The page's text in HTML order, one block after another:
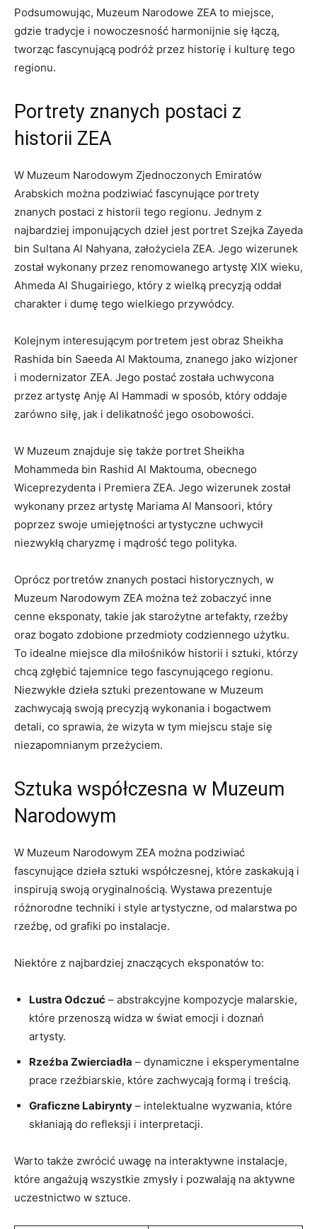
Podsumowując, Muzeum Narodowe ZEA to miejsce,
gdzie tradycje i nowoczesność harmonijnie się łączą,
tworząc fascynującą ‌podróż przez historię i kulturę ‌tego
regionu.
Portrety znanych ‌postaci z
historii ZEA
W Muzeum Narodowym Zjednoczonych Emiratów
⁢Arabskich można podziwiać fascynujące portrety
znanych postaci z‌ historii tego regionu.⁤ Jednym​ z‍
najbardziej imponujących dzieł jest ⁢portret Szejka ⁢Zayeda
bin Sultana Al Nahyana, założyciela⁢ ZEA. Jego wizerunek
został wykonany przez‍ renomowanego ‍artystę XIX wieku,
Ahmeda Al Shugairiego,‌ który​ z wielką precyzją oddał
charakter i dumę tego wielkiego przywódcy.
Kolejnym interesującym portretem‍ jest obraz ​Sheikha
⁣Rashida bin Saeeda Al‌ Maktouma, znanego jako wizjoner
i modernizator ZEA. Jego⁣ postać została uchwycona
przez artystę Anję Al⁣ Hammadi w sposób, który​ oddaje
zarówno siłę, jak i delikatność jego osobowości.
W Muzeum znajduje się także​ portret Sheikha
‍Mohammeda⁢ bin ⁣Rashid Al Maktouma, obecnego
Wiceprezydenta i Premiera ‌ZEA. Jego⁣ wizerunek został
wykonany przez⁤ artystę Mariama Al Mansoori, który
poprzez swoje umiejętności artystyczne uchwycił
⁢niezwykłą charyzmę i mądrość tego‌ polityka.
Oprócz portretów znanych ​postaci⁤ historycznych, w
Muzeum Narodowym ZEA można⁣ też zobaczyć inne
cenne eksponaty, takie jak starożytne artefakty, rzeźby⁤
oraz bogato zdobione przedmioty​ codziennego użytku.
To idealne miejsce dla miłośników historii i‍ sztuki, którzy
chcą zgłębić tajemnice tego fascynującego regionu.
Niezwykłe⁢ dzieła ‍sztuki prezentowane w⁣ Muzeum
zachwycają swoją precyzją ‌wykonania i bogactwem⁢
detali,⁤ co sprawia, ​że wizyta w tym miejscu staje się
niezapomnianym ‍przeżyciem.
Sztuka współczesna‍ w⁤ Muzeum
Narodowym
W Muzeum⁢ Narodowym ZEA można podziwiać⁤
fascynujące dzieła sztuki​ współczesnej, które zaskakują i
inspirują ⁤swoją oryginalnością. Wystawa prezentuje
różnorodne techniki‌ i style artystyczne, od malarstwa po
rzeźbę, od‍ grafiki ⁣po instalacje.
Niektóre z najbardziej znaczących eksponatów to:
Lustra​ Odczuć – abstrakcyjne kompozycje malarskie,
które przenoszą widza⁤ w świat emocji i doznań
artysty.
Rzeźba Zwierciadła – dynamiczne i eksperymentalne
prace rzeźbiarskie, które zachwycają formą i treścią.
Graficzne Labirynty – intelektualne wyzwania, które
skłaniają do refleksji⁤ i interpretacji.
Warto także zwrócić uwagę na interaktywne instalacje,
które angażują wszystkie​ zmysły i pozwalają na aktywne
uczestnictwo w​ sztuce.